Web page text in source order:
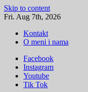
Skip to content
Fri. Aug 7th, 2026
Kontakt
O meni i nama
Facebook
Instagram
Youtube
Tik Tok